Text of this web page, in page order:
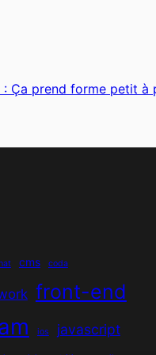
: Ça prend forme petit à
cms coda
front-end
ios javascript